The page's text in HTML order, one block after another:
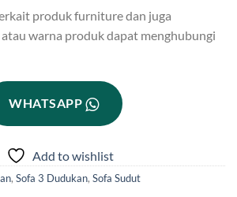
produk furniture dan juga
warna produk dapat menghubungi
WHATSAPP
Add to wishlist
, Sofa 3 Dudukan, Sofa Sudut